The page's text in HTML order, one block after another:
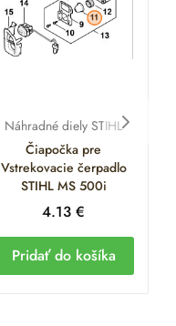
Náhradné diely STIHL
Čiapočka pre
Vstrekovacie čerpadlo
STIHL MS 500i
4.13€
Pridať do košíka